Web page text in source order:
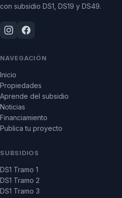
con subsidio DS1, DS19 y DS49.
NAVEGACIÓN
Inicio
Propiedades
Aprende del subsidio
Noticias
Financiamiento
Publica tu proyecto
SUBSIDIOS
DS1 Tramo 1
DS1 Tramo 2
DS1 Tramo 3